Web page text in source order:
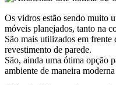
Os vidros estão sendo muito
móveis planejados, tanto na
São mais utilizados em frente
revestimento de parede.
São, ainda uma ótima opção
ambiente de maneira